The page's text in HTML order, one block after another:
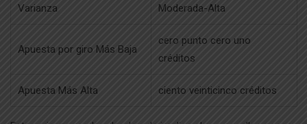
Varianza Moderada-Alta
Apuesta por giro Más Baja
cero punto cero uno
créditos
Apuesta Más Alta ciento veinticinco créditos